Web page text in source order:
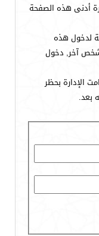
أدنى هذه الصفحة
لدخول هذه
آخر, دخول
الإدارة بحظر
بعد.